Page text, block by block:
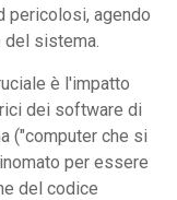
pericolosi, agendo
del sistema.
è l'impatto
dei software di
("computer che si
per essere
del codice